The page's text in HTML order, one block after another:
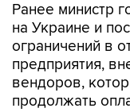
Ранее министр
на Украине и
ограничений в
предприятия,
вендоров,
продолжать